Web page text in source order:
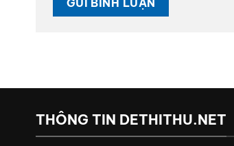
THÔNG TIN DETHITHU.NET